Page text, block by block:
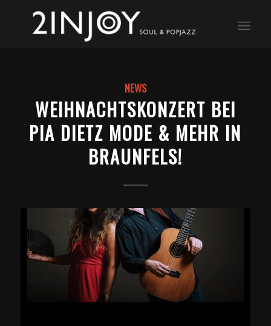
NEWS
WEIHNACHTSKONZERT BEI
PIA DIETZ MODE & MEHR IN
BRAUNFELS!